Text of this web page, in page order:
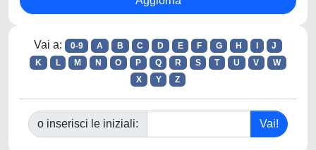
Vai a: 0-9 A B C D E F G H
J
K
L M N O P Q R S T U V
W
X
Y Z
o inserisci le iniziali: